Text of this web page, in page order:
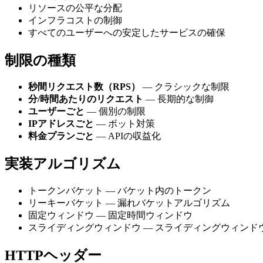
リソースの公平な分配
インフラコストの制御
すべてのユーザーへの安定したサービスの確保
制限の種類
秒間リクエスト数（RPS）
— クラシックな制限
分/時間あたりのリクエスト — 長期的な制御
ユーザーごと — 個別の制限
IPアドレスごと — ボット対策
料金プランごと — APIの収益化
実装アルゴリズム
トークンバケット — バケット内のトークン
リーキーバケット — 漏れバケットアルゴリズム
固定ウィンドウ — 固定時間ウィンドウ
スライディングウィンドウ — スライディングウィンド
HTTPヘッダー